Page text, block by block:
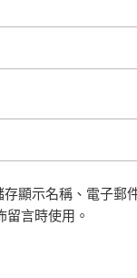
存顯示名稱、電子郵
言時使用。